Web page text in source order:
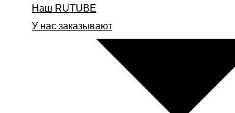
Наш RUTUBE
У нас заказывают